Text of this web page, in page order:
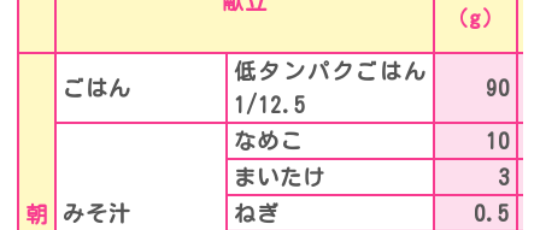
（g）
朝
ごはん
低タンパクごはん
1/12.5
90
みそ汁
なめこ
10
まいたけ
3
ねぎ
0.5